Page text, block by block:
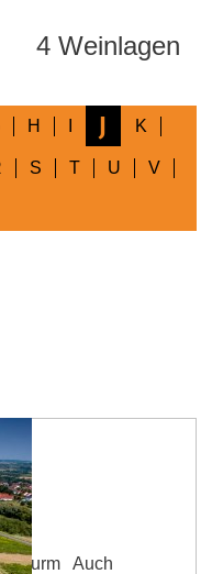
4 Weinlagen
H J K
S T U V
Turm Auch